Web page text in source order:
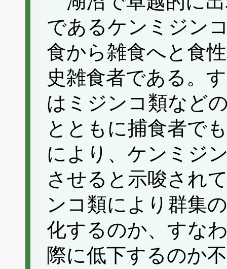
であるケンミジン
食から雑食へと食
史雑食者である。
はミジンコ類など
とともに捕食者で
により、ケンミジ
させると示唆され
ンコ類により群集
化するのか、すな
際に低下するのか